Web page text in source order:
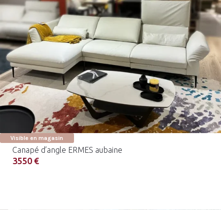
Visible en magasin
Canapé d’angle ERMES aubaine
3550 €